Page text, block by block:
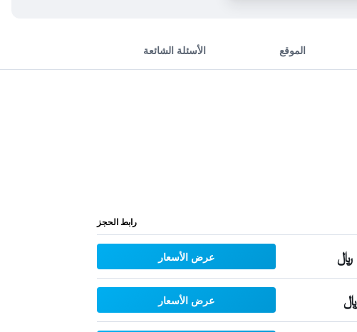
الموقع الأسئلة الشائعة
رابط الحجز
عرض الأسعار
عرض الأسعار